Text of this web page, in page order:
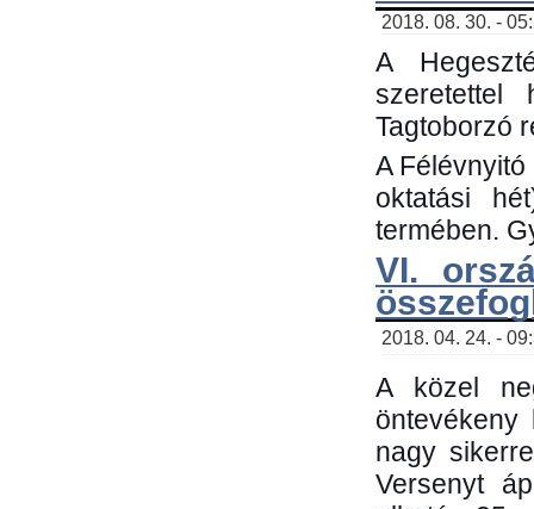
2018. 08. 30. -
A
szeretettel
Tagtoborzó
A
oktatási
termében.
VI.
2018. 04. 24. -
A közel
nagy
Versenyt